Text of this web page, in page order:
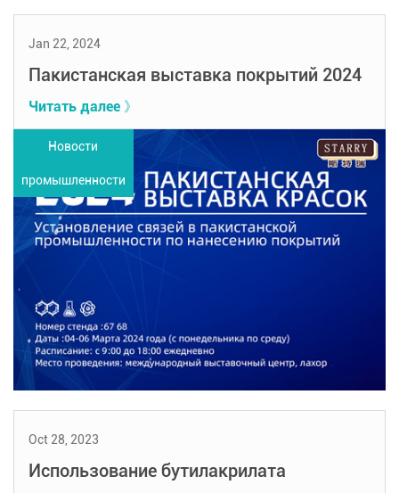
Jan 22, 2024
Пакистанская выставка покрытий 2024
Читать далее 》
Новости
промышленности
Oct 28, 2023
Использование бутилакрилата